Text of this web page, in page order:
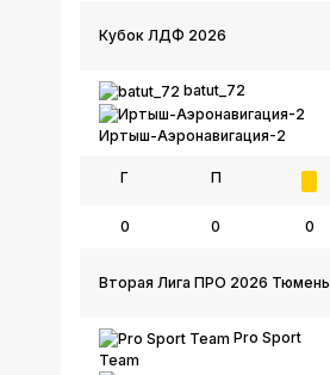
Кубок ЛДФ 2026
batut_72
Иртыш-Аэронавигация-2
Г П
0 0 0
Вторая Лига ПРО 2026 Тюмень
Pro Sport
Team